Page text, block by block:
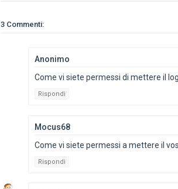
3 Commenti:
Anonimo
Come vi siete permessi di mettere il
Rispondi
Mocus68
Come vi siete permessi a mettere il
Rispondi